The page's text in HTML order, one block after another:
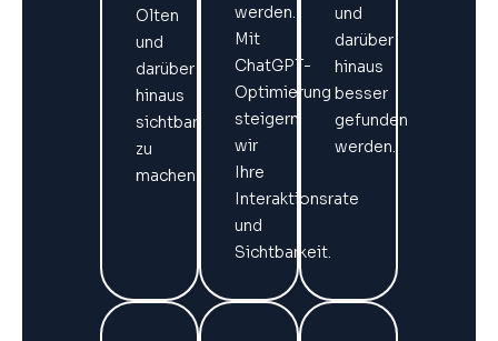
Olten
und
darüber
hinaus
sichtbar
zu
machen.
werden.
Mit
ChatGPT-
Optimierung
steigern
wir
Ihre
Interaktionsrate
und
Sichtbarkeit.
und
darüber
hinaus
besser
gefunden
werden.